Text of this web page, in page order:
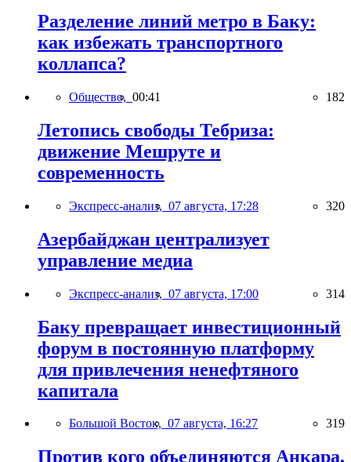
Разделение линий метро в Баку:
как избежать транспортного
коллапса?
Общество, 00:41 182
Летопись свободы Тебриза:
движение Мешруте и
современность
Экспресс-анализ, 07 августа, 17:28 320
Азербайджан централизует
управление медиа
Экспресс-анализ, 07 августа, 17:00 314
Баку превращает инвестиционный
форум в постоянную платформу
для привлечения ненефтяного
капитала
Большой Восток, 07 августа, 16:27 319
Против кого объединяются Анкара,